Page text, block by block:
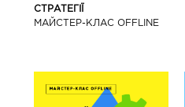
СТРАТЕГІЇ
МАЙCТЕР-КЛАС OFFLINE